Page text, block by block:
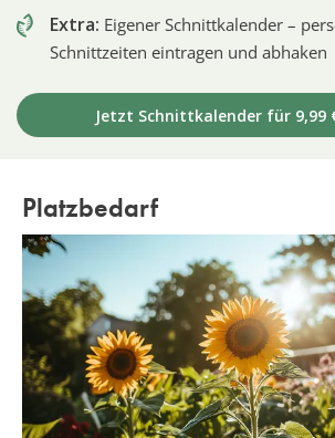
Extra: Eigener Schnittkalender –
Schnittzeiten eintragen und abhaken
Jetzt Schnittkalender für 9,99
Platzbedarf